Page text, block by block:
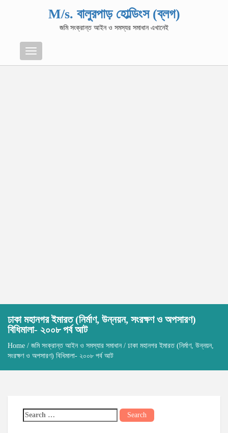
M/s. বালুরপাড় হোল্ডিংস (ব্লগ)
জমি সংক্রান্ত আইন ও সমস্যর সমাধান এখানেই
Menu
ঢাকা মহানগর ইমারত (নির্মাণ, উন্নয়ন, সংরক্ষণ ও অপসারণ)
বিধিমালা- ২০০৮ পর্ব আট
Home / জমি সংক্রান্ত আইন ও সমস্যার সমাধান/ ঢাকা মহানগর ইমারত (নির্মাণ, উন্নয়ন,
সংরক্ষণ ও অপসারণ) বিধিমালা- ২০০৮ পর্ব আট